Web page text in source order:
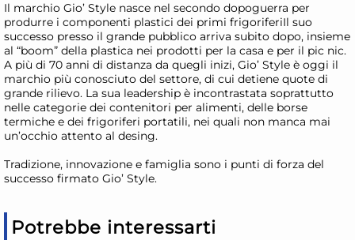
Il marchio Gio’ Style nasce nel secondo dopoguerra per
produrre i componenti plastici dei primi frigoriferiIl suo
successo presso il grande pubblico arriva subito dopo, insieme
al “boom” della plastica nei prodotti per la casa e per il pic nic.
A più di 70 anni di distanza da quegli inizi, Gio’ Style è oggi il
marchio più conosciuto del settore, di cui detiene quote di
grande rilievo. La sua leadership è incontrastata soprattutto
nelle categorie dei contenitori per alimenti, delle borse
termiche e dei frigoriferi portatili, nei quali non manca mai
un’occhio attento al desing.
Tradizione, innovazione e famiglia sono i punti di forza del
successo firmato Gio’ Style.
Potrebbe interessarti